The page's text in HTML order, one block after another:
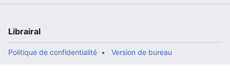
Librairal
Politique de confidentialité Version de bureau